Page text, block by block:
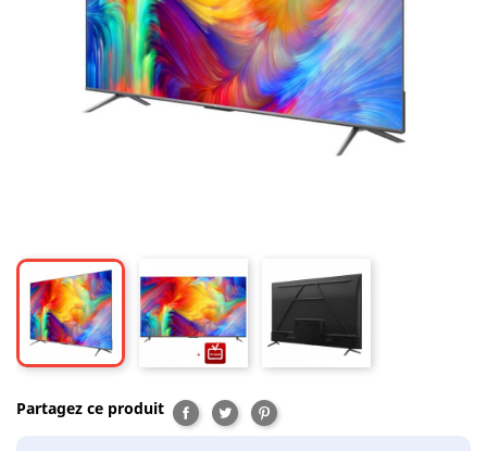
Partagez ce produit Partager
TweetPinterest